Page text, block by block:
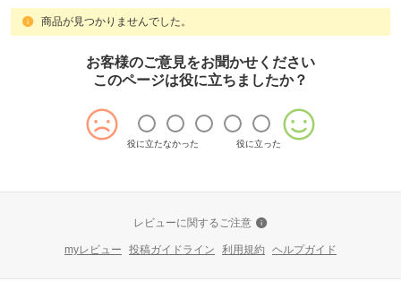
商品が見つかりませんでした。
お客様のご意見をお聞かせください
このページは役に立ちましたか？
役に立たなかった 役に立った
レビューに関するご注意
myレビュー 投稿ガイドライン 利用規約 ヘルプガイド